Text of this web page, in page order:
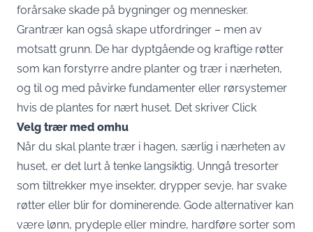
forårsake skade på bygninger og mennesker.
Grantrær kan også skape utfordringer – men av
motsatt grunn. De har dyptgående og kraftige røtter
som kan forstyrre andre planter og trær i nærheten,
og til og med påvirke fundamenter eller rørsystemer
hvis de plantes for nært huset. Det skriver Click
Velg trær med omhu
Når du skal plante trær i hagen, særlig i nærheten av
huset, er det lurt å tenke langsiktig. Unngå tresorter
som tiltrekker mye insekter, drypper sevje, har svake
røtter eller blir for dominerende. Gode alternativer kan
være lønn, prydeple eller mindre, hardføre sorter som